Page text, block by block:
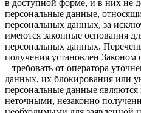
в доступной форме, и в них не
персональные данные,
персональных данных, за
имеются законные основания
персональных данных.
получения установлен
– требовать от оператора
данных, их блокирования или
персональные данные
неточными, незаконно